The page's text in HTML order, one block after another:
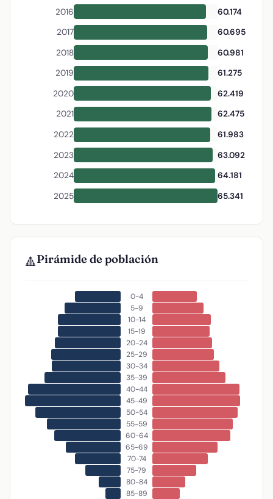
2016
60.174
2017
60.695
2018
60.981
2019
61.275
2020
62.419
2021
62.475
2022
61.983
2023
63.092
2024
64.181
2025
65.341
🔺Pirámide de población
0-4
5-9
10-14
15-19
20-24
25-29
30-34
35-39
40-44
45-49
50-54
55-59
60-64
65-69
70-74
75-79
80-84
85-89